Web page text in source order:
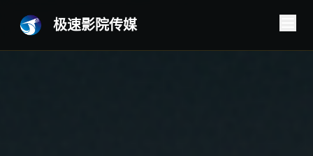
极速影院传媒